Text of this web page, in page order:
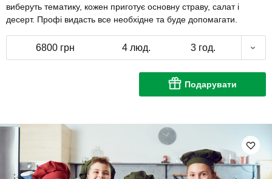
виберуть тематику, кожен приготує основну страву, салат і
десерт. Профі видасть все необхідне та буде допомагати.
6800 грн 4 люд. 3 год.
Подарувати